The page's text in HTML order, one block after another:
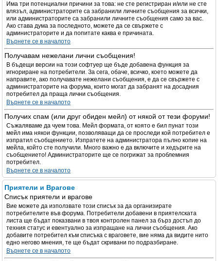
Има три потенциални причини за това: не сте регистриран и/или не сте
влязъл, администраторите са забранили личните съобщения за всички,
или администраторите са забранили личните съобщения само за вас.
Ако става дума за последното, можете да се свържете с
администраторите и да попитате каква е причината.
Върнете се в началото
Получавам нежелани лични съобщения!
В бъдещи версии на този софтуер ще бъде добавена функция за
игнориране на потребители. За сега, обаче, всичко, което можете да
направите, ако получавате нежелани съобщения, е да се свържете с
администраторите на форума, които могат да забранят на досадния
потребител да праща лични съобщения.
Върнете се в началото
Получих спам (или друг обиден мейл) от някой от тези форуми!
Съжаляваме да чуем това. Мейл формата, от която е бил пунат този
мейл има някои функции, позволяващи да се проследи кой потребител е
изпратил съобщението. Изпратете на администратора пълно копие на
мейла, който сте получили. Много важно е да включите и хедърите на
съобщението! Администраторите ще се погрижат за проблемния
потребител.
Върнете се в началото
Приятели и Врагове
Списък приятели и врагове
Вие можете да използвате този списък за да организирате
потребителите във форума. Потребители добавени в приятелската
листа ще бъдат показвани в твоя контролен панел за бърз достъп до
техния статус и евентуално за изпращане на лични съобщения. Ако
добавите потребител към списъка с враговете, вие няма да видите нито
едно негово мнения, те ще бъдат скривани по подразбиране.
Върнете се в началото